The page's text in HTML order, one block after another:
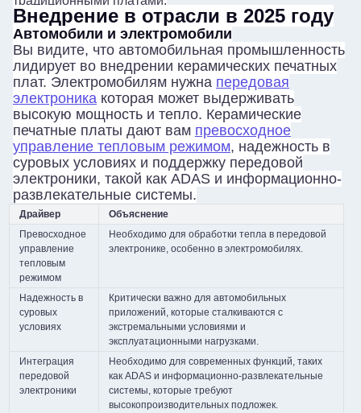
Внедрение в отрасли в 2025 году
Автомобили и электромобили
Вы видите, что автомобильная промышленность
лидирует во внедрении керамических печатных
плат. Электромобилям нужна передовая
электроника которая может выдерживать
высокую мощность и тепло. Керамические
печатные платы дают вам превосходное
управление тепловым режимом, надежность в
суровых условиях и поддержку передовой
электроники, такой как ADAS и информационно-
развлекательные системы.
Драйвер
Объяснение
Превосходное
управление
тепловым
режимом
Необходимо для обработки тепла в передовой
электронике, особенно в электромобилях.
Надежность в
суровых
условиях
Критически важно для автомобильных
приложений, которые сталкиваются с
экстремальными условиями и
эксплуатационными нагрузками.
Интеграция
передовой
электроники
Необходимо для современных функций, таких
как ADAS и информационно-развлекательные
системы, которые требуют
высокопроизводительных подложек.